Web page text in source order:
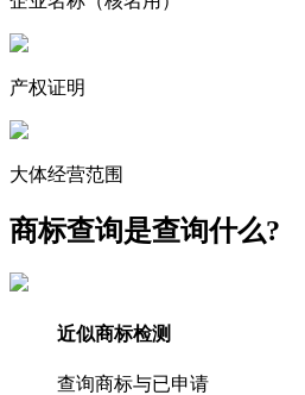
产权证明
大体经营范围
商标查询是查询什么?
近似商标检测
查询商标与已申请